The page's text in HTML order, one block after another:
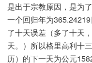
是出于宗教原因，是为
一个回归年为
了十天误差（多了十天
天。）所以格里高利十
历）的下一天为公元